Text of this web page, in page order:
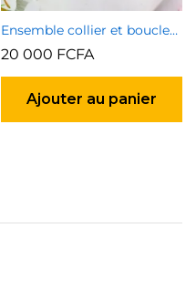
Ensemble collier et boucles d’oreilles 7
20 000 FCFA
Ajouter au panier